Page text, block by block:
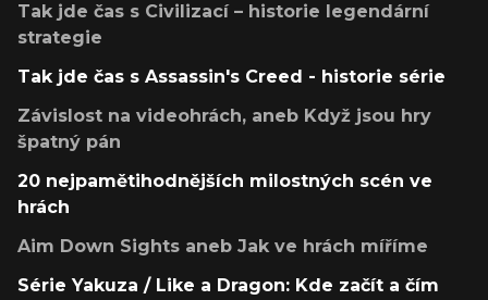
Tak jde čas s Civilizací – historie legendární
strategie
Tak jde čas s Assassin's Creed - historie série
Závislost na videohrách, aneb Když jsou hry
špatný pán
20 nejpamětihodnějších milostných scén ve
hrách
Aim Down Sights aneb Jak ve hrách míříme
Série Yakuza / Like a Dragon: Kde začít a čím